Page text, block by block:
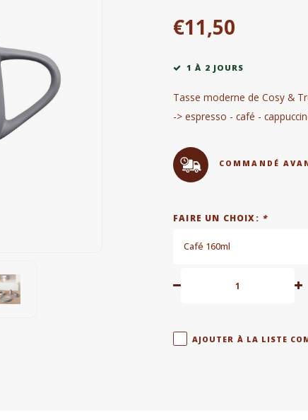
€11,50
1 À 2 JOURS
Tasse moderne de Cosy &
-> espresso - café -
COMMANDÉ
FAIRE UN CHOIX: *
Café 160ml
AJOUTER À LA LISTE